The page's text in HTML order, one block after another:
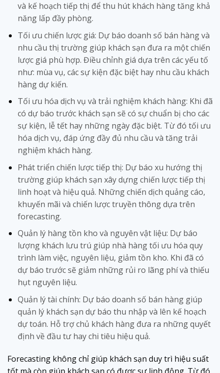
và kế hoạch tiếp thị để thu hút khách hàng tăng khả
năng lấp đầy phòng.
Tối ưu chiến lược giá: Dự báo doanh số bán hàng và
nhu cầu thị trường giúp khách sạn đưa ra một chiến
lược giá phù hợp. Điều chỉnh giá dựa trên các yếu tố
như: mùa vụ, các sự kiện đặc biệt hay nhu cầu khách
hàng dự kiến.
Tối ưu hóa dịch vụ và trải nghiệm khách hàng: Khi đã
có dự báo trước khách sạn sẽ có sự chuẩn bị cho các
sự kiện, lễ tết hay những ngày đặc biệt. Từ đó tối ưu
hóa dịch vụ, đáp ứng đầy đủ nhu cầu và tăng trải
nghiệm khách hàng.
Phát triển chiến lược tiếp thị: Dự báo xu hướng thị
trường giúp khách sạn xây dựng chiến lược tiếp thị
linh hoạt và hiệu quả. Những chiến dịch quảng cáo,
khuyến mãi và chiến lược truyền thông dựa trên
forecasting.
Quản lý hàng tồn kho và nguyên vật liệu: Dự báo
lượng khách lưu trú giúp nhà hàng tối ưu hóa quy
trình làm việc, nguyên liệu, giảm tồn kho. Khi đã có
dự báo trước sẽ giảm những rủi ro lãng phí và thiếu
hụt nguyên liệu.
Quản lý tài chính: Dự báo doanh số bán hàng giúp
quản lý khách sạn dự báo thu nhập và lên kế hoạch
dự toán. Hỗ trợ chủ khách hàng đưa ra những quyết
định về đầu tư hay chi tiêu hiệu quả.
Forecasting không chỉ giúp khách sạn duy trì hiệu suất